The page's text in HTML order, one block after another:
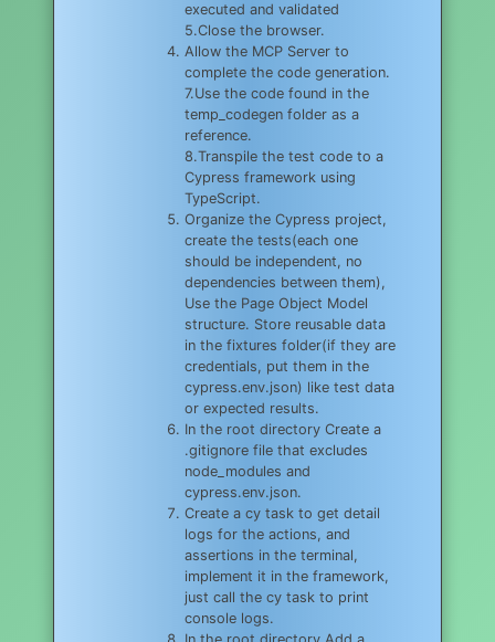
executed and validated
5.Close the browser.
Allow the MCP Server to
complete the code generation.
7.Use the code found in the
temp_codegen folder as a
reference.
8.Transpile the test code to a
Cypress framework using
TypeScript.
Organize the Cypress project,
create the tests(each one
should be independent, no
dependencies between them),
Use the Page Object Model
structure. Store reusable data
in the fixtures folder(if they are
credentials, put them in the
cypress.env.json) like test data
or expected results.
In the root directory Create a
.gitignore file that excludes
node_modules and
cypress.env.json.
Create a cy task to get detail
logs for the actions, and
assertions in the terminal,
implement it in the framework,
just call the cy task to print
console logs.